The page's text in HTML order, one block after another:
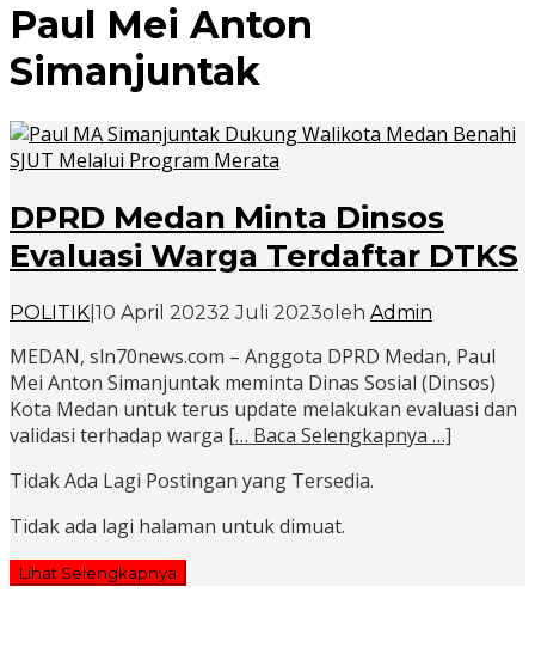
Paul Mei Anton
Simanjuntak
DPRD Medan Minta Dinsos
Evaluasi Warga Terdaftar DTKS
POLITIK 10 April 20232 Juli 2023oleh Admin
MEDAN, sln70news.com – Anggota DPRD Medan, Paul
Mei Anton Simanjuntak meminta Dinas Sosial (Dinsos)
Kota Medan untuk terus update melakukan evaluasi dan
validasi terhadap warga [… Baca Selengkapnya …]
Tidak Ada Lagi Postingan yang Tersedia.
Tidak ada lagi halaman untuk dimuat.
Lihat Selengkapnya